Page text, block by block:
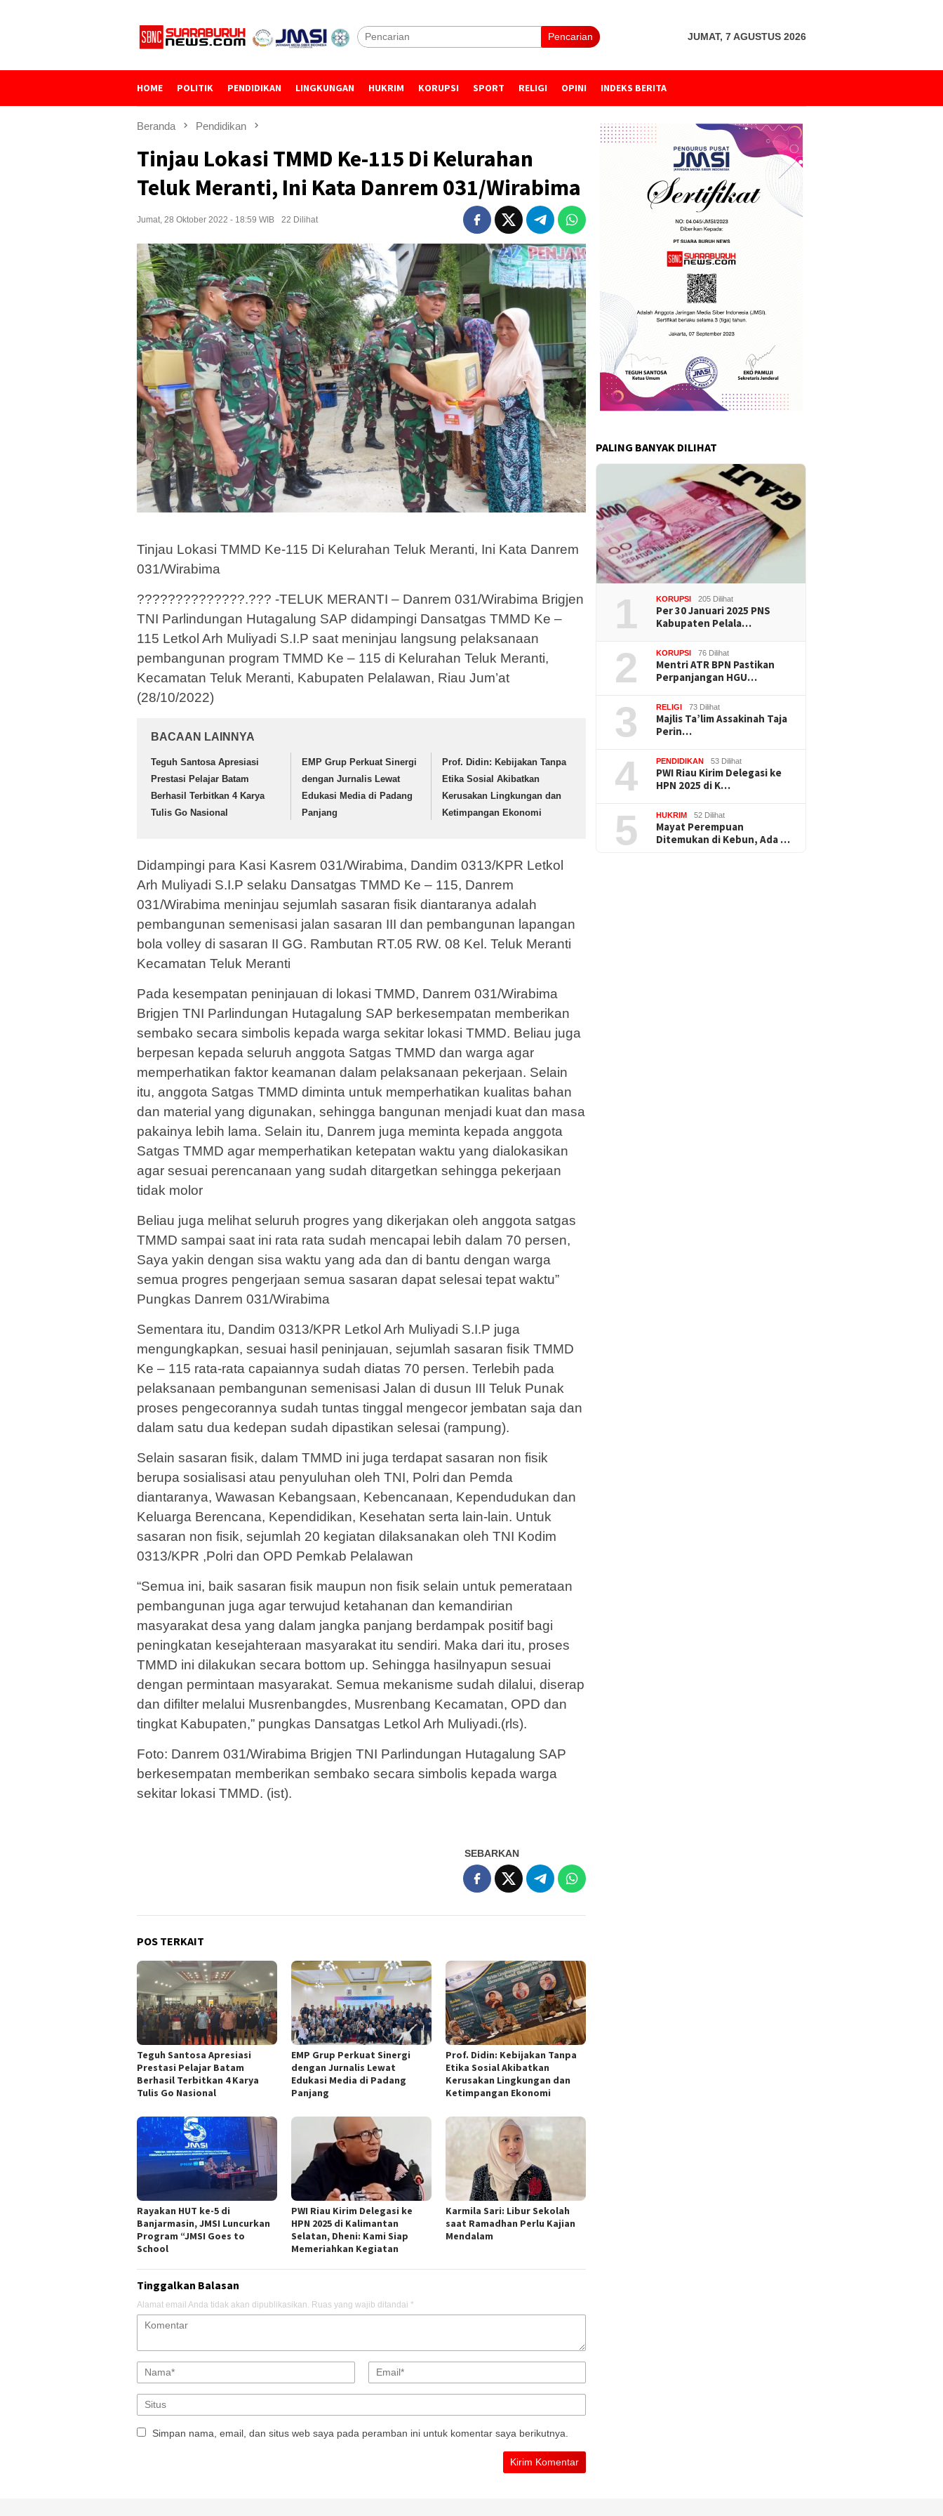
Pencarian JUMAT, 7 AGUSTUS 2026
HOME POLITIK PENDIDIKAN LINGKUNGAN HUKRIM KORUPSI SPORT RELIGI OPINI INDEKS BERITA
Beranda Pendidikan
Tinjau Lokasi TMMD Ke-115 Di Kelurahan
Teluk Meranti, Ini Kata Danrem 031/Wirabima
Jumat, 28 Oktober 2022 - 18:59 WIB 22 Dilihat
Tinjau Lokasi TMMD Ke-115 Di Kelurahan Teluk Meranti, Ini Kata Danrem
031/Wirabima
??????????????.??? -TELUK MERANTI – Danrem 031/Wirabima Brigjen
TNI Parlindungan Hutagalung SAP didampingi Dansatgas TMMD Ke –
115 Letkol Arh Muliyadi S.I.P saat meninjau langsung pelaksanaan
pembangunan program TMMD Ke – 115 di Kelurahan Teluk Meranti,
Kecamatan Teluk Meranti, Kabupaten Pelalawan, Riau Jum’at
(28/10/2022)
BACAAN LAINNYA
Teguh Santosa Apresiasi
Prestasi Pelajar Batam
Berhasil Terbitkan 4 Karya
Tulis Go Nasional
EMP Grup Perkuat Sinergi
dengan Jurnalis Lewat
Edukasi Media di Padang
Panjang
Prof. Didin: Kebijakan Tanpa
Etika Sosial Akibatkan
Kerusakan Lingkungan dan
Ketimpangan Ekonomi
Didampingi para Kasi Kasrem 031/Wirabima, Dandim 0313/KPR Letkol
Arh Muliyadi S.I.P selaku Dansatgas TMMD Ke – 115, Danrem
031/Wirabima meninjau sejumlah sasaran fisik diantaranya adalah
pembangunan semenisasi jalan sasaran III dan pembangunan lapangan
bola volley di sasaran II GG. Rambutan RT.05 RW. 08 Kel. Teluk Meranti
Kecamatan Teluk Meranti
Pada kesempatan peninjauan di lokasi TMMD, Danrem 031/Wirabima
Brigjen TNI Parlindungan Hutagalung SAP berkesempatan memberikan
sembako secara simbolis kepada warga sekitar lokasi TMMD. Beliau juga
berpesan kepada seluruh anggota Satgas TMMD dan warga agar
memperhatikan faktor keamanan dalam pelaksanaan pekerjaan. Selain
itu, anggota Satgas TMMD diminta untuk memperhatikan kualitas bahan
dan material yang digunakan, sehingga bangunan menjadi kuat dan masa
pakainya lebih lama. Selain itu, Danrem juga meminta kepada anggota
Satgas TMMD agar memperhatikan ketepatan waktu yang dialokasikan
agar sesuai perencanaan yang sudah ditargetkan sehingga pekerjaan
tidak molor
Beliau juga melihat seluruh progres yang dikerjakan oleh anggota satgas
TMMD sampai saat ini rata rata sudah mencapai lebih dalam 70 persen,
Saya yakin dengan sisa waktu yang ada dan di bantu dengan warga
semua progres pengerjaan semua sasaran dapat selesai tepat waktu”
Pungkas Danrem 031/Wirabima
Sementara itu, Dandim 0313/KPR Letkol Arh Muliyadi S.I.P juga
mengungkapkan, sesuai hasil peninjauan, sejumlah sasaran fisik TMMD
Ke – 115 rata-rata capaiannya sudah diatas 70 persen. Terlebih pada
pelaksanaan pembangunan semenisasi Jalan di dusun III Teluk Punak
proses pengecorannya sudah tuntas tinggal mengecor jembatan saja dan
dalam satu dua kedepan sudah dipastikan selesai (rampung).
Selain sasaran fisik, dalam TMMD ini juga terdapat sasaran non fisik
berupa sosialisasi atau penyuluhan oleh TNI, Polri dan Pemda
diantaranya, Wawasan Kebangsaan, Kebencanaan, Kependudukan dan
Keluarga Berencana, Kependidikan, Kesehatan serta lain-lain. Untuk
sasaran non fisik, sejumlah 20 kegiatan dilaksanakan oleh TNI Kodim
0313/KPR ,Polri dan OPD Pemkab Pelalawan
“Semua ini, baik sasaran fisik maupun non fisik selain untuk pemerataan
pembangunan juga agar terwujud ketahanan dan kemandirian
masyarakat desa yang dalam jangka panjang berdampak positif bagi
peningkatan kesejahteraan masyarakat itu sendiri. Maka dari itu, proses
TMMD ini dilakukan secara bottom up. Sehingga hasilnyapun sesuai
dengan permintaan masyarakat. Semua mekanisme sudah dilalui, diserap
dan difilter melalui Musrenbangdes, Musrenbang Kecamatan, OPD dan
tingkat Kabupaten,” pungkas Dansatgas Letkol Arh Muliyadi.(rls).
Foto: Danrem 031/Wirabima Brigjen TNI Parlindungan Hutagalung SAP
berkesempatan memberikan sembako secara simbolis kepada warga
sekitar lokasi TMMD. (ist).
SEBARKAN
POS TERKAIT
Teguh Santosa Apresiasi
Prestasi Pelajar Batam
Berhasil Terbitkan 4 Karya
Tulis Go Nasional
EMP Grup Perkuat Sinergi
dengan Jurnalis Lewat
Edukasi Media di Padang
Panjang
Prof. Didin: Kebijakan Tanpa
Etika Sosial Akibatkan
Kerusakan Lingkungan dan
Ketimpangan Ekonomi
Rayakan HUT ke-5 di
Banjarmasin, JMSI Luncurkan
Program “JMSI Goes to
School
PWI Riau Kirim Delegasi ke
HPN 2025 di Kalimantan
Selatan, Dheni: Kami Siap
Memeriahkan Kegiatan
Karmila Sari: Libur Sekolah
saat Ramadhan Perlu Kajian
Mendalam
Tinggalkan Balasan
Alamat email Anda tidak akan dipublikasikan. Ruas yang wajib ditandai *
Simpan nama, email, dan situs web saya pada peramban ini untuk komentar saya berikutnya.
PALING BANYAK DILIHAT
1 KORUPSI 205 Dilihat
Per 30 Januari 2025 PNS
Kabupaten Pelala…
2 KORUPSI 76 Dilihat
Mentri ATR BPN Pastikan
Perpanjangan HGU…
3 RELIGI 73 Dilihat
Majlis Ta’lim Assakinah Taja
Perin…
4 PENDIDIKAN 53 Dilihat
PWI Riau Kirim Delegasi ke
HPN 2025 di K…
5 HUKRIM 52 Dilihat
Mayat Perempuan
Ditemukan di Kebun, Ada …